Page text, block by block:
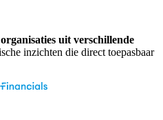
uit verschillende
inzichten die direct toepasbaar